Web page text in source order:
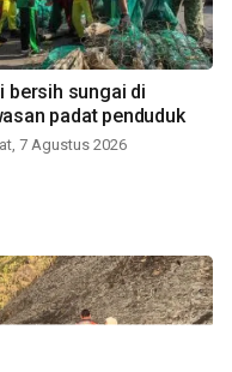
bersih sungai di
padat penduduk
7 Agustus 2026